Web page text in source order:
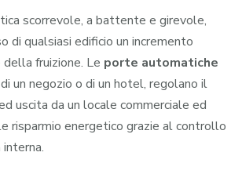
scorrevole, a battente e girevole,
di qualsiasi edificio un incremento
fruizione. Le porte automatiche
un negozio o di un hotel, regolano il
uscita da un locale commerciale ed
risparmio energetico grazie al controllo